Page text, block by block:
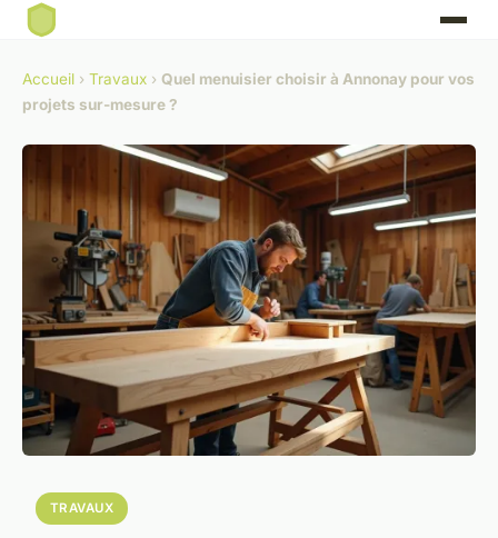
Accueil › Travaux › Quel menuisier choisir à Annonay pour vos
projets sur-mesure ?
TRAVAUX